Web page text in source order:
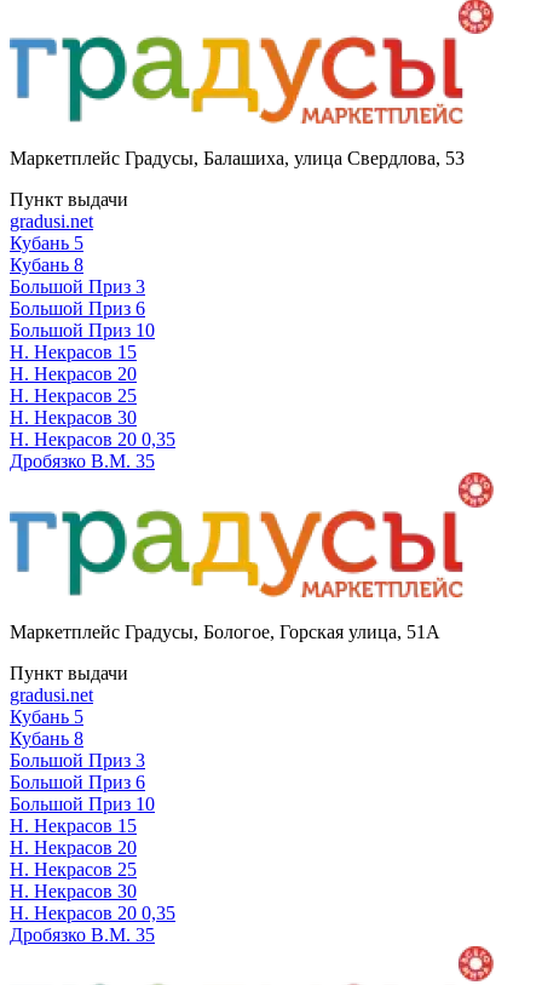
Маркетплейс Градусы, Балашиха, улица Свердлова, 53
Пункт выдачи
gradusi.net
Кубань 5
Кубань 8
Большой Приз 3
Большой Приз 6
Большой Приз 10
Н. Некрасов 15
Н. Некрасов 20
Н. Некрасов 25
Н. Некрасов 30
Н. Некрасов 20 0,35
Дробязко В.М. 35
Маркетплейс Градусы, Бологое, Горская улица, 51А
Пункт выдачи
gradusi.net
Кубань 5
Кубань 8
Большой Приз 3
Большой Приз 6
Большой Приз 10
Н. Некрасов 15
Н. Некрасов 20
Н. Некрасов 25
Н. Некрасов 30
Н. Некрасов 20 0,35
Дробязко В.М. 35